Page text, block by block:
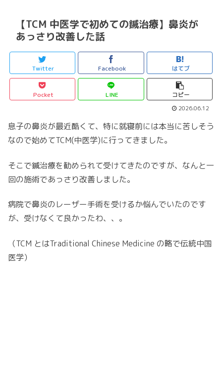
【TCM 中医学で初めての鍼治療】鼻炎が
あっさり改善した話
Twitter Facebook はてブ
Pocket LINE コピー
2026.06.12
息子の鼻炎が最近酷くて、特に就寝前には本当に苦しそう
なので始めてTCM(中医学)に行ってきました。
そこで鍼治療を勧められて受けてきたのですが、なんと一
回の施術であっさり改善しました。
病院で鼻炎のレーザー手術を受けるか悩んでいたのです
が、受けなくて良かったわ、、。
（TCM とはTraditional Chinese Medicine の略で伝統中国
医学）